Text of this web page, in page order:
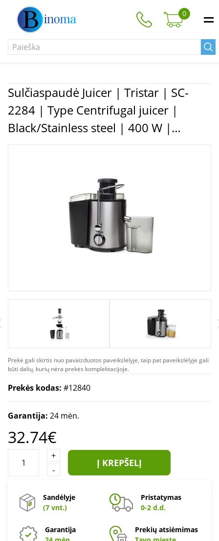
0
Sulčiaspaudė Juicer | Tristar | SC-
2284 | Type Centrifugal juicer |
Black/Stainless steel | 400 W |
Number of speeds 2
Prekė gali skirtis nuo pavaizduotos paveikslėlyje, taip pat paveikslėlyje gali
būti dalių, kurių nėra prekės komplektacijoje.
Prekės kodas: #12840
Garantija: 24 mėn.
32.74€
+
-
Į KREPŠELĮ
Sandėlyje
(7 vnt.)
Pristatymas
0-2 d.d.
Garantija
Prekių atsiėmimas